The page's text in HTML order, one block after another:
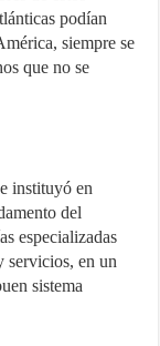
podían
siempre se
que no se
instituyó en
del
especializadas
servicios, en un
sistema